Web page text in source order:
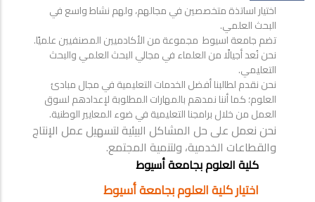
اختيار اساتذة متخصصين في مجالهم، ولهم نشاط واسع في
البحث العلمي.
تضم جامعة اسيوط مجموعة من الأكادميين المصنفيين علميًا.
نحن نُعد أجيالًا من العلماء في مجالي البحث العلمي والبحث
التعليمي.
نحن نقدم لطالبنا أفضل الخدمات التعليمية في مجال مبادئ
العلوم؛ كما أننا نمدهم بالمهارات المطلوبة لإعدادهم لسوق
العمل من خلال برامجنا التعليمية في ضوء المعايير الوطنية.
نحن نعمل على حل المشاكل البيئية لتسهيل عمل الإنتاج
والقطاعات الخدمية، ولتنمية المجتمع.
FACULTY
كلية العلوم بجامعة أسيوط
اختيار كلية العلوم بجامعة أسيوط